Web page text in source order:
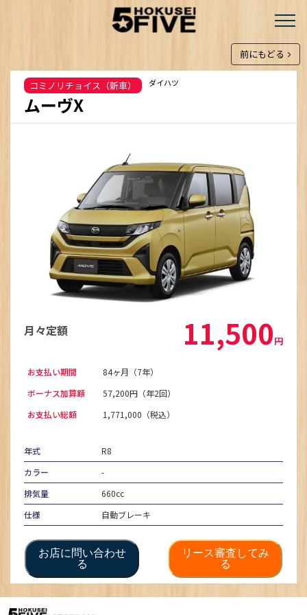
前にもどる
コミノリチョイス（新車） ダイハツ
ムーヴX
月々定額 11,500円
お支払い期間
84ヶ月（7年）
ボーナス加算額
57,200円（年2回）
お支払い総額
1,771,000（税込）
年式
R8
カラー
-
排気量
660cc
仕様
自動ブレーキ
お店に問い合わせ
る
リース審査してみ
る